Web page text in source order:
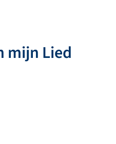
mijn Lied